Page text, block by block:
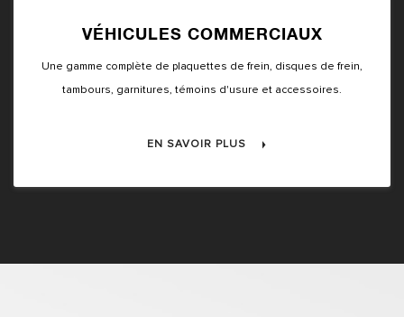
VÉHICULES COMMERCIAUX
Une gamme complète de plaquettes de frein, disques de frein,
tambours, garnitures, témoins d'usure et accessoires.
EN SAVOIR PLUS